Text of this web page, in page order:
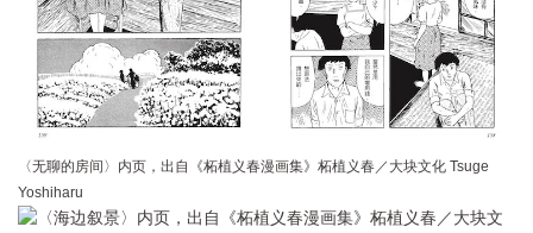
〈无聊的房间〉内页，出自《柘植义春漫画集》柘植义春／大块文化 Tsuge
Yoshiharu